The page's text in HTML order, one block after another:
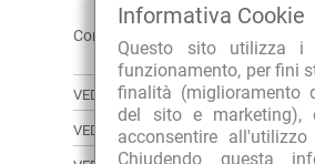
Informativa Cookie
Questo sito utilizza
funzionamento, per fini
finalità (miglioramento
del sito e marketing),
acconsentire
Chiudendo questa
Condividi:
VEDI ANCHE: Integratori naturali
VEDI TUTTI I PRODOTTI: